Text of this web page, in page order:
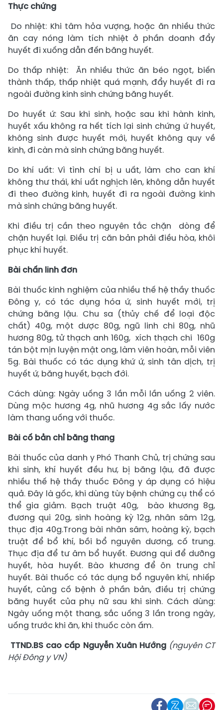
Thực chứng
Do nhiệt: Khi tâm hỏa vượng, hoặc ăn nhiều thức
ăn cay nóng làm tích nhiệt ở phần doanh đẩy
huyết đi xuống dẫn đến băng huyết.
Do thấp nhiệt: Ăn nhiều thức ăn béo ngọt, biến
thành thấp, thấp nhiệt quá mạnh, đẩy huyết đi ra
ngoài đường kinh sinh chứng băng huyết.
Do huyết ứ: Sau khi sinh, hoặc sau khi hành kinh,
huyết xấu không ra hết tích lại sinh chứng ứ huyết,
không sinh được huyết mới, huyết không quy về
kinh, đi càn mà sinh chứng băng huyết.
Do khí uất: Vì tình chí bị u uất, làm cho can khí
không thư thái, khí uất nghịch lên, không dẫn huyết
đi theo đường kinh, huyết đi ra ngoài đường kinh
mà sinh chứng băng huyết.
Khi điều trị cần theo nguyên tắc chặn dòng để
chặn huyết lại. Điều trị căn bản phải điều hòa, khôi
phục khí huyết.
Bài chấn linh đơn
Bài thuốc kinh nghiệm của nhiều thế hệ thầy thuốc
Đông y, có tác dụng hóa ứ, sinh huyết mới, trị
chứng băng lậu. Chu sa (thủy chế để loại độc
chất) 40g, một dược 80g, ngũ linh chi 80g, nhũ
hương 80g, tử thạch anh 160g, xích thạch chi 160g
tán bột mịn luyện mật ong, làm viên hoàn, mỗi viên
5g. Bài thuốc có tác dụng khứ ứ, sinh tân dịch, trị
huyết ứ, băng huyết, bạch đới.
Cách dùng: Ngày uống 3 lần mỗi lần uống 2 viên.
Dùng mộc hương 4g, nhũ hương 4g sắc lấy nước
làm thang uống với thuốc.
Bài cố bản chỉ băng thang
Bài thuốc của danh y Phó Thanh Chủ, trị chứng sau
khi sinh, khí huyết đều hư, bị băng lậu, đã được
nhiều thế hệ thầy thuốc Đông y áp dụng có hiệu
quả. Đây là gốc, khi dùng tùy bệnh chứng cụ thể có
thể gia giảm. Bạch truật 40g, bào khương 8g,
đương qui 20g, sinh hoàng kỳ 12g, nhân sâm 12g,
thục địa 40g.Trong bài nhân sâm, hoàng kỳ, bạch
truật để bổ khí, bồi bổ nguyên dương, cố trung.
Thục địa để tư âm bổ huyết. Đương qui để dưỡng
huyết, hòa huyết. Bào khương để ôn trung chỉ
huyết. Bài thuốc có tác dụng bổ nguyên khí, nhiếp
huyết, củng cố bệnh ở phần bản, điều trị chứng
băng huyết của phụ nữ sau khi sinh. Cách dùng:
Ngày uống một thang, sắc uống 3 lần trong ngày,
uống trước khi ăn, khi thuốc còn ấm.
TTND.BS cao cấp Nguyễn Xuân Hướng (nguyên CT
Hội Đông y VN)